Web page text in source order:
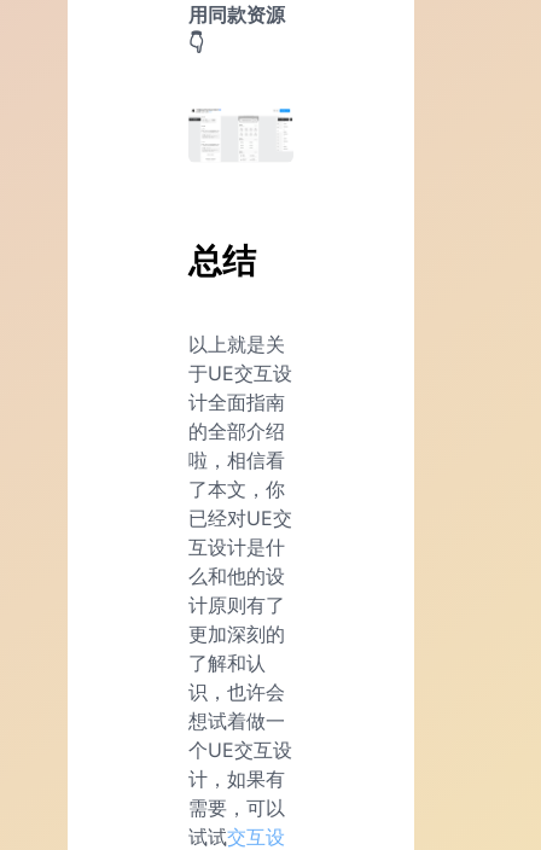
用同款资源
👇
总结
以上就是关
于UE交互设
计全面指南
的全部介绍
啦，相信看
了本文，你
已经对UE交
互设计是什
么和他的设
计原则有了
更加深刻的
了解和认
识，也许会
想试着做一
个UE交互设
计，如果有
需要，可以
试试交互设